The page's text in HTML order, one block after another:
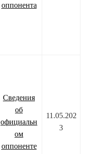
оппонента
Сведения
об
официальн
ом
оппоненте
11.05.202
3